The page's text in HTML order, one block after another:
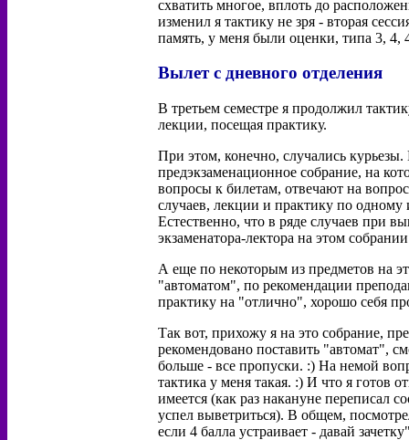
схватить многое, вплоть до
изменил я тактику не зря - вторая
память, у меня были оценки, типа 3, 4,
Вылет с дневного отделения
В третьем семестре я продолжил
лекции, посещая практику.
При этом, конечно, случались
предэкзаменационное собрание, на
вопросы к билетам, отвечают на
случаев, лекции и практику по одному
Естественно, что в ряде случаев при
экзаменатора-лектора на этом
А еще по некоторым из предметов на
"автоматом", по рекомендации
практику на "отлично", хорошо себя
Так вот, прихожу я на это собрание,
рекомендовано поставить "автомат",
больше - все пропуски. :) На немой
тактика у меня такая. :) И что я готов
имеется (как раз накануне переписал
успел выветриться). В общем,
если 4 балла устраивает - давай